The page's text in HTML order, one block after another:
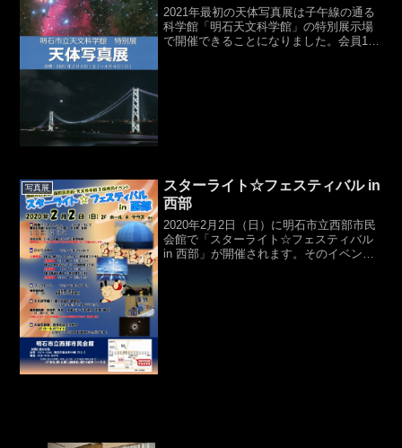
2021年最初の天体写真展は子午線の通る
科学館「明石天文科学館」の特別展示場
で開催できることになりました。会員15
写真展
スターライト☆フェスティバル in
西部
2020年2月2日（日）に明石市立西部市民
会館で「スターライト☆フェスティバル
in 西部」が開催されます。そのイベント